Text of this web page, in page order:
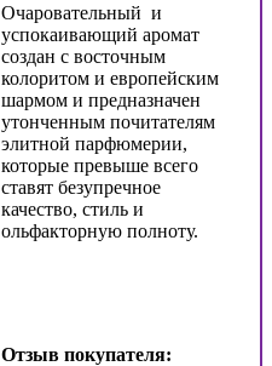
Очаровательный и
успокаивающий аромат
создан с восточным
колоритом и европейским
шармом и предназначен
утонченным почитателям
элитной парфюмерии,
которые превыше всего
ставят безупречное
качество, стиль и
ольфакторную полноту.
Отзыв покупателя: